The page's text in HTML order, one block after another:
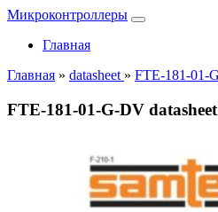
Микроконтроллеры
Главная
Главная » datasheet » FTE-181-01-
FTE-181-01-G-DV datasheet